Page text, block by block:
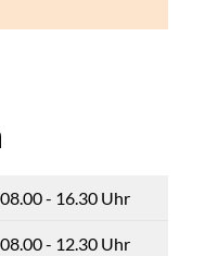
08.00 - 16.30 Uhr
08.00 - 12.30 Uhr